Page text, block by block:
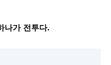
나가 전투다.